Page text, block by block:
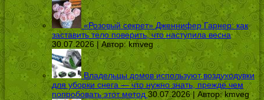
«Розовый секрет» Дженнифер Гарнер: как
заставить тело поверить, что наступила весна
30.07.2026 | Автор:kmveg
Владельцы домов используют воздуходувки
для уборки снега — что нужно знать, прежде чем
попробовать этот метод 30.07.2026 | Автор:kmveg